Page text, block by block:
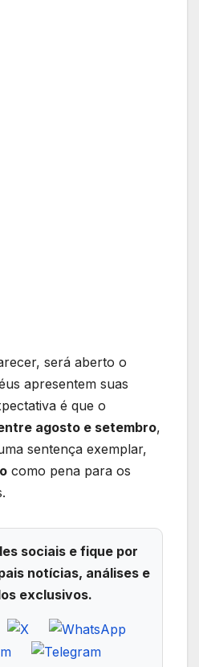
será aberto o
apresentem suas
é que o
agosto e setembro,
sentença exemplar,
como pena para os
sociais e fique por
notícias, análises e
exclusivos.